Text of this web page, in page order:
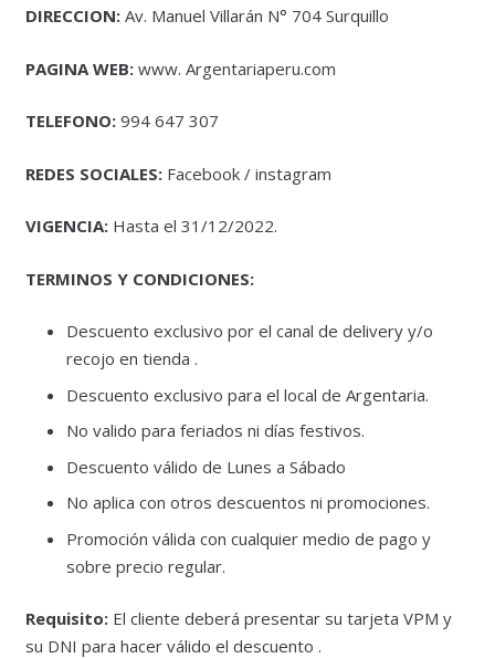
DIRECCION:Av. Manuel Villarán N° 704 Surquillo
PAGINA WEB:www. Argentariaperu.com
TELEFONO:994 647 307
REDES SOCIALES:Facebook / instagram
VIGENCIA:Hasta el 31/12/2022.
TERMINOS Y CONDICIONES:
Descuento exclusivo por el canal de delivery y/o
recojo en tienda .
Descuento exclusivo para el local de Argentaria.
No valido para feriados ni días festivos.
Descuento válido de Lunes a Sábado
No aplica con otros descuentos ni promociones.
Promoción válida con cualquier medio de pago y
sobre precio regular.
Requisito: El cliente deberá presentar su tarjeta VPM y
su DNI para hacer válido el descuento .